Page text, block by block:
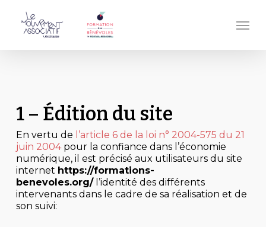
contenu
Menu
1 – Édition du site
En vertu de l’article 6 de la loi n° 2004-575 du 21
juin 2004pour la confiance dans l’économie
numérique, il est précisé aux utilisateurs du site
internet https://formations-
benevoles.org/l’identité des différents
intervenants dans le cadre de sa réalisation et de
son suivi: